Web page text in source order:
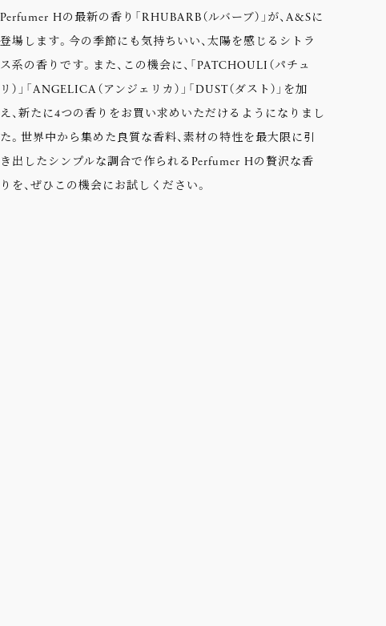
Perfumer Hの最新の香り「RHUBARB（ルバーブ）」が、A&Sに
登場します。今の季節にも気持ちいい、太陽を感じるシトラ
ス系の香りです。また、この機会に、「PATCHOULI（パチュ
リ）」「ANGELICA（アンジェリカ）」「DUST（ダスト）」を加
え、新たに4つの香りをお買い求めいただけるようになりまし
た。世界中から集めた良質な香料、素材の特性を最大限に引
き出したシンプルな調合で作られるPerfumer Hの贅沢な香
りを、ぜひこの機会にお試しください。